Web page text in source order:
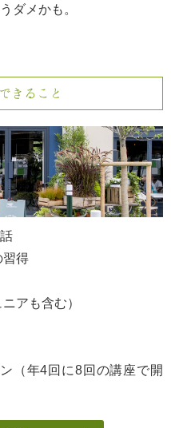
ダメかも。
きること
得
アも含む）
（年4回に8回の講座で開